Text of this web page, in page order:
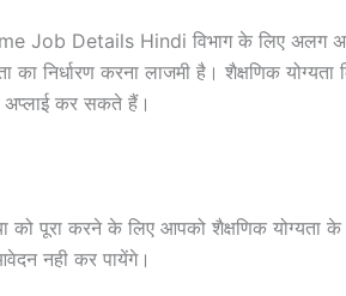
Job Details Hindi विभाग के लिए अलग अलग
निर्धारण करना लाजमी है। शैक्षणिक योग्यता
अप्लाई कर सकते हैं।
करने के लिए आपको शैक्षणिक योग्यता के
नही कर पायेंगे।